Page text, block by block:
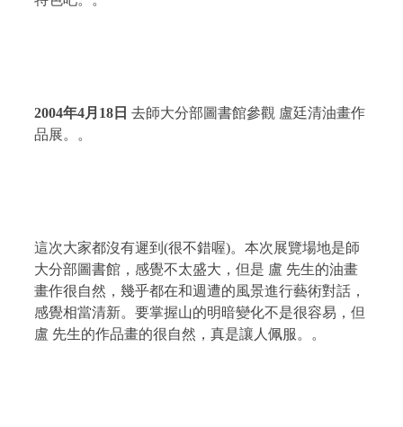
2004年4月 18 日 去師大分部圖書館參觀 盧廷清油畫作
品展。。
這次大家都沒有遲到 (很不錯喔)。本次展覽場地是師
大分部圖書館，感覺不太盛大，但是 盧 先生的油畫
畫作很自然，幾乎都在和週遭的風景進行藝術對話，
感覺相當清新。要掌握山的明暗變化不是很容易，但
盧 先生的作品畫的很自然，真是讓人佩服。。